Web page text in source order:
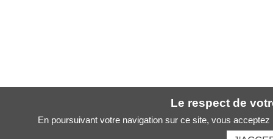
Le respect de
En poursuivant votre navigation sur ce site, vous